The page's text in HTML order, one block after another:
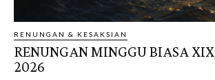
RENUNGAN & KESAKSIAN
RENUNGAN MINGGU BIASA
2026